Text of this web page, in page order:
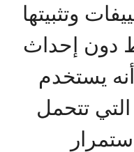
وتثبيتها
دون إحداث
يستخدم
التي تتحمل